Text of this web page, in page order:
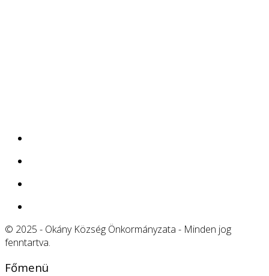
© 2025 - Okány Község Önkormányzata - Minden jog
fenntartva.
Főmenü